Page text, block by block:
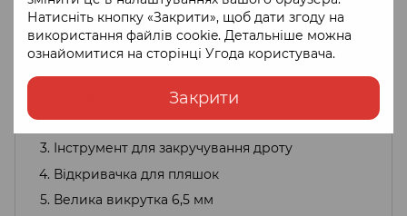
Натисніть кнопку «Закрити», щоб дати згоду на
використання файлів cookie. Детальніше можна
ознайомитися на сторінці Угода користувача.
Закрити
Пила по дереву
Інструмент для закручування дроту
Відкривачка для пляшок
Велика викрутка 6,5 мм